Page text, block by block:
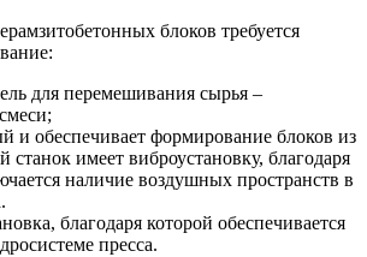
блоков требуется
для перемешивания сырья –
и обеспечивает формирование блоков из
имеет виброустановку, благодаря
наличие воздушных пространств в
благодаря которой обеспечивается
пресса.